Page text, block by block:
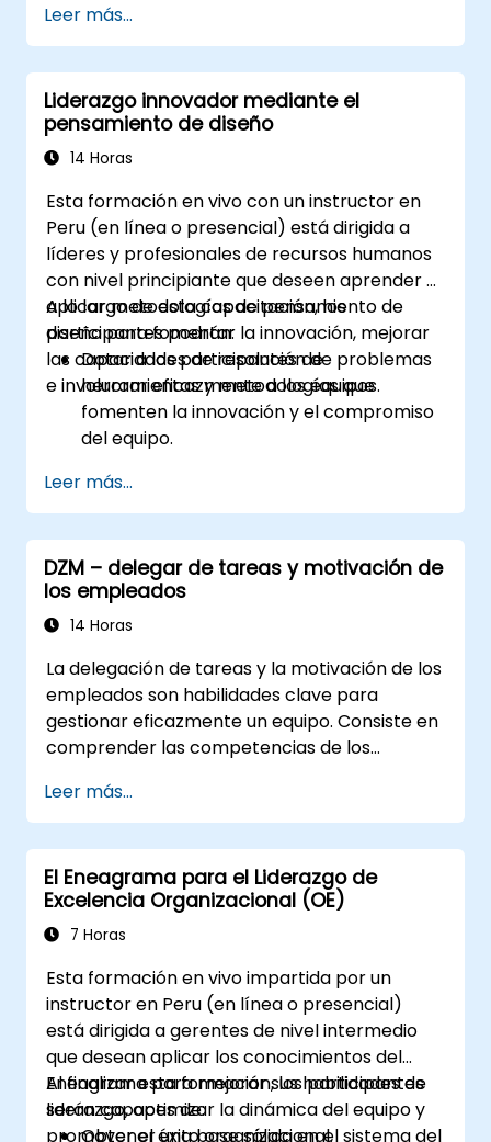
del equipo
Liderar con claridad bajo presión
Leer más...
Liderazgo innovador mediante el
pensamiento de diseño
14 Horas
Esta formación en vivo con un instructor en
Peru (en línea o presencial) está dirigida a
líderes y profesionales de recursos humanos
con nivel principiante que deseen aprender y
aplicar metodologías de pensamiento de
diseño para fomentar la innovación, mejorar
las capacidades de resolución de problemas
e involucrar eficazmente a los equipos.
A lo largo de esta capacitación, los
participantes podrán:
Dotar a los participantes de
herramientas y metodologías que
fomenten la innovación y el compromiso
del equipo.
empatía, generación de ideas y
prototipado para resolver desafíos
complejos.
Aplicar principios de pensamiento de
diseño a situaciones de liderazgo y
recursos humanos.
dentro de los equipos tecnológicos.
Leer más...
DZM – delegar de tareas y motivación de
los empleados
14 Horas
La delegación de tareas y la motivación de los
empleados son habilidades clave para
gestionar eficazmente un equipo. Consiste en
comprender las competencias de los
expectativas mientras se confía y delega la
responsabilidad. Compruebe regularmente el
progreso y ofrezca retroalimentación
constructiva para poder motivar a los
empleados: Reconozca los logros: El
reconocimiento público y privado de los
motivación para seguir trabajando. Involucrar
a los empleados en los procesos de toma de
decisiones les da la sensación de tener un
papel importante en la empresa. Una cultura
organizativa que promueve el respeto, el
apoyo y el equilibrio entre el trabajo y la vida
Leer más...
El Eneagrama para el Liderazgo de
Excelencia Organizacional (OE)
7 Horas
Esta formación en vivo impartida por un
instructor en Peru (en línea o presencial)
está dirigida a gerentes de nivel intermedio
que desean aplicar los conocimientos del
Eneagrama para mejorar sus habilidades de
liderazgo, optimizar la dinámica del equipo y
promover el éxito organizacional.
Al finalizar esta formación, los participantes
serán capaces de:
Obtener una base sólida en el sistema del